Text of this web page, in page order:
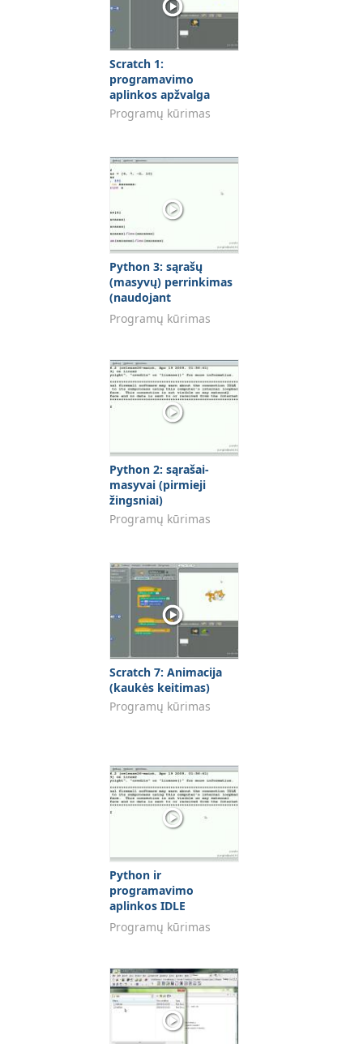
Scratch 1:
programavimo
aplinkos apžvalga
Programų kūrimas
Python 3: sąrašų
(masyvų) perrinkimas
(naudojant
"enumerate")
Programų kūrimas
Python 2: sąrašai-
masyvai (pirmieji
žingsniai)
Programų kūrimas
Scratch 7: Animacija
(kaukės keitimas)
Programų kūrimas
Python ir
programavimo
aplinkos IDLE
naudojimo įvadas
Programų kūrimas